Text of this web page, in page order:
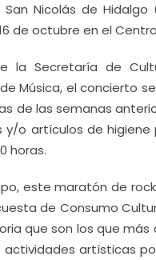
Nicolás de
de octubre en el
la Secretaría de
Música, el concierto
de las semanas
y/o artículos de
horas.
este maratón de
de Consumo
que son los que
artísticas